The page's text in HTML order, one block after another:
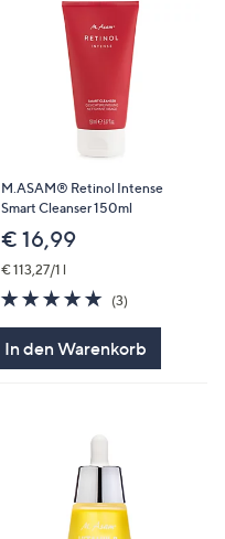
M.ASAM® Retinol Intense
Smart Cleanser 150ml
€ 16,99
€ 113,27/1 l
5.0
von
(3)
In den Warenkorb